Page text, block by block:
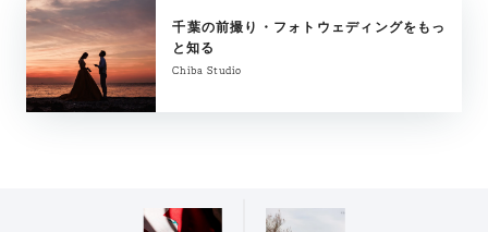
千葉の前撮り・フォトウェディングをもっ
と知る
Chiba Studio